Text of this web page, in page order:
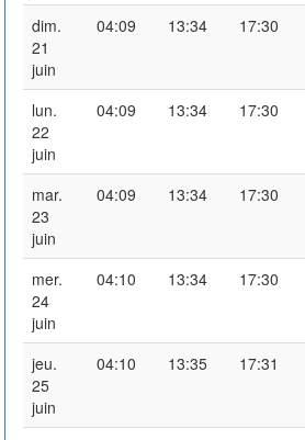
dim.
21
juin
04:09 13:34 17:30
lun.
22
juin
04:09 13:34 17:30
mar.
23
juin
04:09 13:34 17:30
mer.
24
juin
04:10 13:34 17:30
jeu.
25
juin
04:10 13:35 17:31